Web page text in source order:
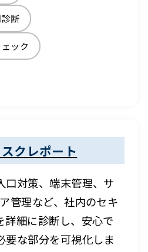
断
ック
クレポート
口対策、端末管理、サ
管理など、社内のセキ
詳細に診断し、安心で
要な部分を可視化しま